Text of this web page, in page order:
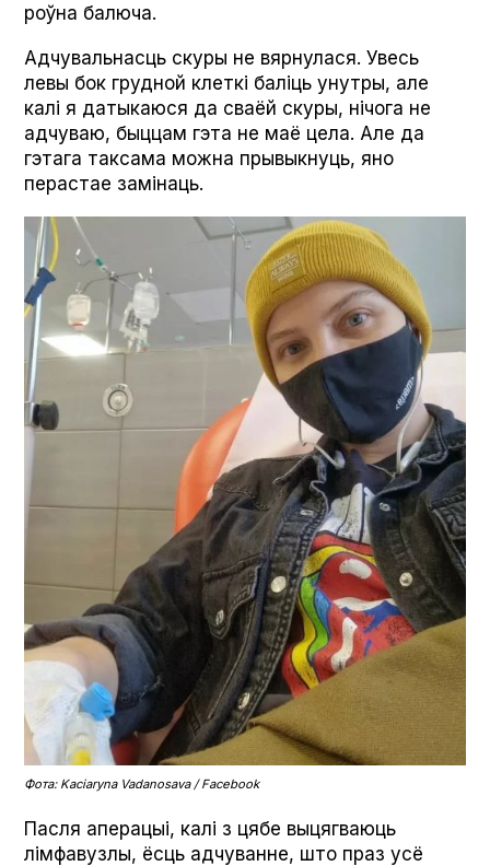
роўна балюча.
Адчувальнасць скуры не вярнулася. Увесь
левы бок грудной клеткі баліць унутры, але
калі я датыкаюся да сваёй скуры, нічога не
адчуваю, быццам гэта не маё цела. Але да
гэтага таксама можна прывыкнуць, яно
перастае замінаць.
Фота: Kaciaryna Vadanosava / Facebook
Пасля аперацыі, калі з цябе выцягваюць
лімфавузлы, ёсць адчуванне, што праз усё